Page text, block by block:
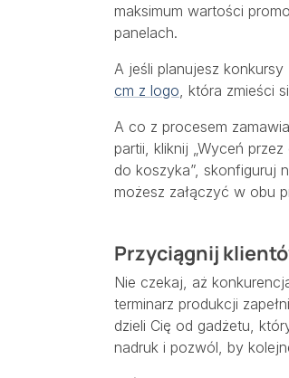
maksimum wartości
panelach.
A jeśli planujesz konkursy
cm z logo , która zmieści
A co z procesem
partii, kliknij „Wyceń
do koszyka”, skonfiguruj
możesz załączyć w obu
Przyciągnij
Nie czekaj, aż
terminarz produkcji
dzieli Cię od gadżetu,
nadruk i pozwól, by